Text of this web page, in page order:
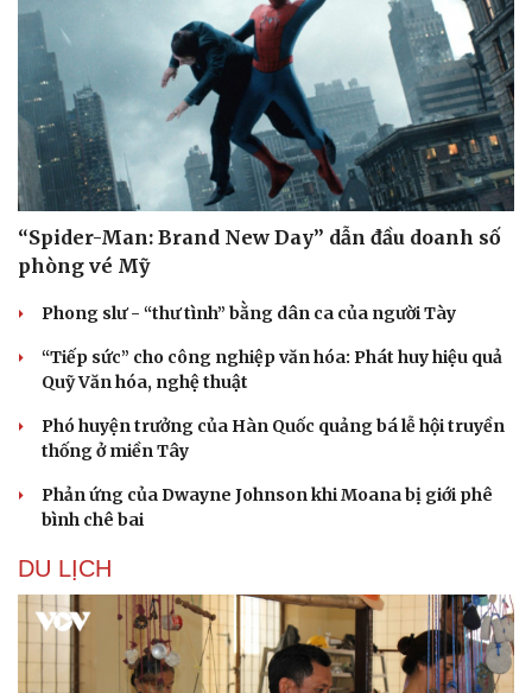
Giải trí
“Spider-Man: Brand New Day” dẫn đầu doanh số
phòng vé Mỹ
Phong slư - “thư tình” bằng dân ca của người Tày
“Tiếp sức” cho công nghiệp văn hóa: Phát huy hiệu quả
Quỹ Văn hóa, nghệ thuật
Phó huyện trưởng của Hàn Quốc quảng bá lễ hội truyền
thống ở miền Tây
Phản ứng của Dwayne Johnson khi Moana bị giới phê
bình chê bai
DU LỊCH